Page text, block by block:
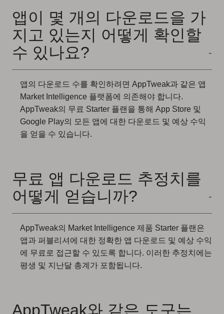
앱이 몇 개의 다운로드을 가
지고 있는지 어떻게 확인할
수 있나요?
앱의 다운로드 수를 확인하려면 AppTweak과 같은 앱
Market Intelligence 플랫폼에 의존해야 합니다.
AppTweak의 무료 Starter 플랜을 통해 App Store 및
Google Play의 모든 앱에 대한 다운로드 및 예상 수익
을 얻을 수 있습니다.
무료 앱 다운로드 추정치를
어떻게 얻습니까?
AppTweak의 Market Intelligence 제품 Starter 플랜은
앱과 퍼블리셔에 대한 정확한 앱 다운로드 및 예상 수익
에 무료로 접근할 수 있도록 합니다. 이러한 추정치에는
평생 및 지난달 총계가 포함됩니다.
AppTweak와 같은 도구는